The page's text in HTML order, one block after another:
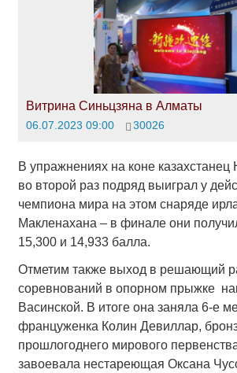
Витрина Синьцзяна в Алматы
06.07.2023 09:00 30026
В упражнениях на коне
во второй раз подряд выиграл у
чемпиона мира на этом снаряде
Макленахана – в финале они
15,300 и 14,933 балла.
Отметим также выход в решающий
соревнований в опорном прыжке
Васинской. В итоге она заняла 6-е
француженка Колин Девиллар,
прошлогоднего мирового
завоевала нестареющая Оксана